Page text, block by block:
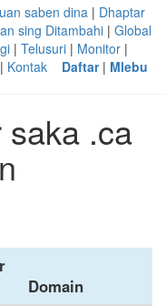
saben dina | Dhaptar
sing Ditambahi | Global
| Telusuri | Monitor |
| Kontak Daftar| Mlebu
.ca
Domain